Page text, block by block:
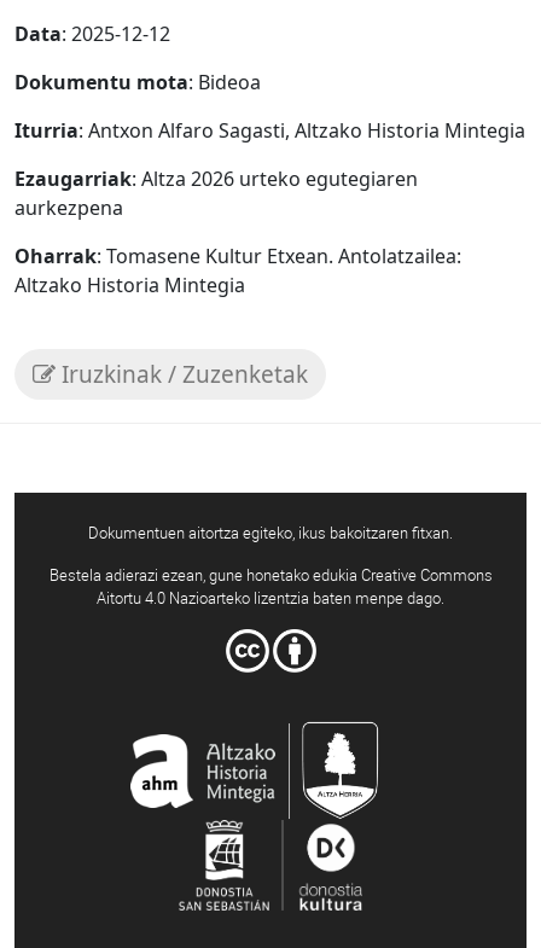
Data: 2025-12-12
Dokumentu mota: Bideoa
Iturria: Antxon Alfaro Sagasti, Altzako Historia Mintegia
Ezaugarriak: Altza 2026 urteko egutegiaren
aurkezpena
Oharrak: Tomasene Kultur Etxean. Antolatzailea:
Altzako Historia Mintegia
Iruzkinak / Zuzenketak
Dokumentuen aitortza egiteko, ikus bakoitzaren fitxan.
Bestela adierazi ezean, gune honetako edukia Creative Commons
Aitortu 4.0 Nazioarteko lizentzia baten menpe dago.